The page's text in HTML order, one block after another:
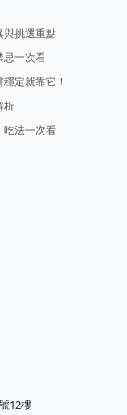
與挑選重點
忌一次看
定就靠它！
析
吃法一次看
12樓